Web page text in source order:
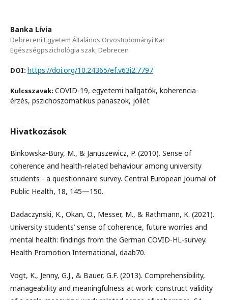
Banka Lívia
Debreceni Egyetem Általános Orvostudományi Kar
Egészségpszichológia szak, Debrecen
DOI: https://doi.org/10.24365/ef.v63i2.7797
Kulcsszavak: COVID-19, egyetemi hallgatók, koherencia-
érzés, pszichoszomatikus panaszok, jóllét
Hivatkozások
Binkowska-Bury, M., & Januszewicz, P. (2010). Sense of
coherence and health-related behaviour among university
students - a questionnaire survey. Central European Journal of
Public Health, 18, 145—150.
Dadaczynski, K., Okan, O., Messer, M., & Rathmann, K. (2021).
University students’ sense of coherence, future worries and
mental health: findings from the German COVID-HL-survey.
Health Promotion International, daab70.
Vogt, K., Jenny, G.J., & Bauer, G.F. (2013). Comprehensibility,
manageability and meaningfulness at work: construct validity